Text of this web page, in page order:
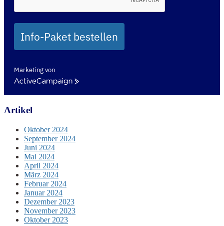
Info-Paket bestellen
Marketing von
ActiveCampaign
Artikel
Oktober 2024
September 2024
Juni 2024
Mai 2024
April 2024
März 2024
Februar 2024
Januar 2024
Dezember 2023
November 2023
Oktober 2023